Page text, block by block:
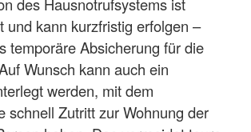
und kann kurzfristig erfolgen –
temporäre Absicherung für die
Wunsch kann auch ein
werden, mit dem
schnell Zutritt zur Wohnung der